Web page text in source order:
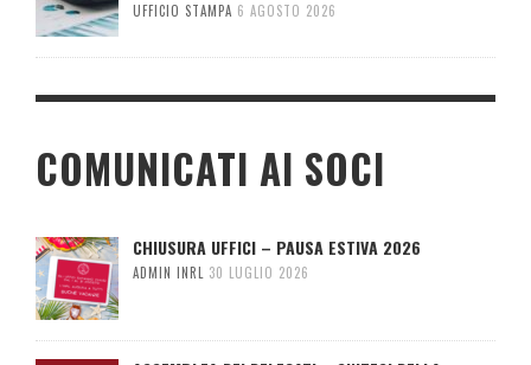
UFFICIO STAMPA 6 AGOSTO 2026
COMUNICATI AI SOCI
CHIUSURA UFFICI – PAUSA ESTIVA 2026
ADMIN INRL 30 LUGLIO 2026